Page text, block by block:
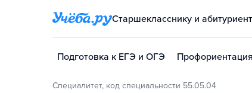
Старшекласснику и
Подготовка к ЕГЭ и ОГЭ Профориентация
Специалитет, код специальности 55.05.04